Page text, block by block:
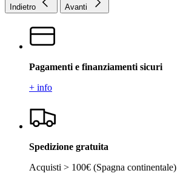
Indietro Avanti
Pagamenti e finanziamenti sicuri
+ info
Spedizione gratuita
Acquisti > 100€ (Spagna continentale)